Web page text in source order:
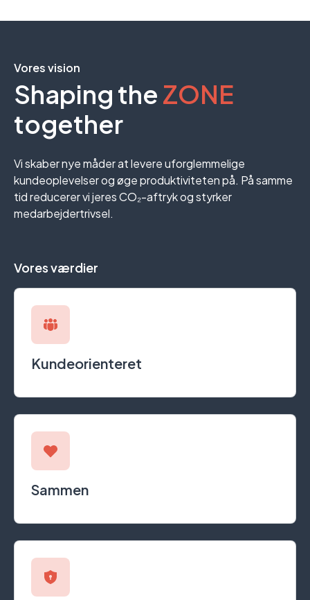
Vores vision
Shaping the ZONE
together
Vi skaber nye måder at levere uforglemmelige
kundeoplevelser og øge produktiviteten på. På samme
tid reducerer vi jeres CO₂-aftryk og styrker
medarbejdertrivsel.
Vores værdier
Kundeorienteret
Sammen